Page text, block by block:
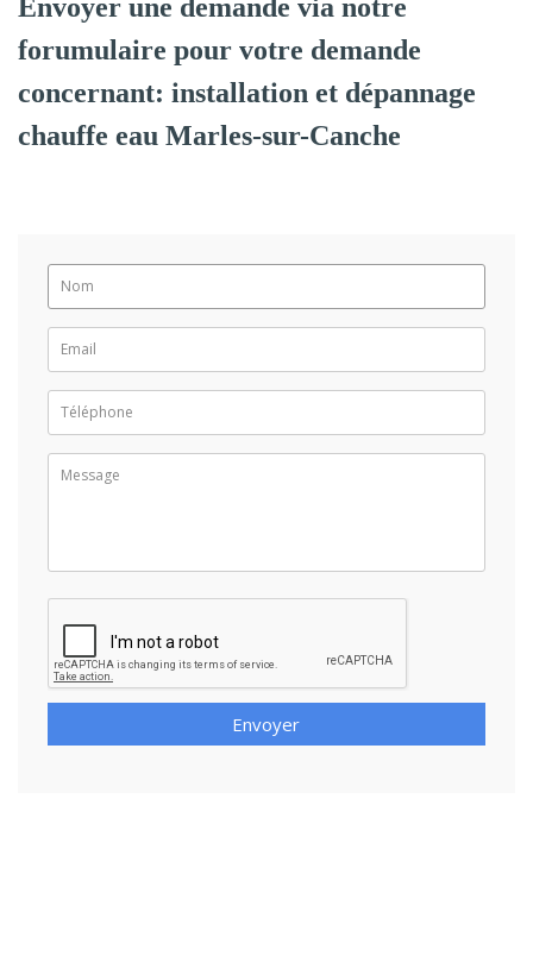
Envoyer une demande via notre
forumulaire pour votre demande
concernant: installation et dépannage
chauffe eau Marles-sur-Canche
Envoyer